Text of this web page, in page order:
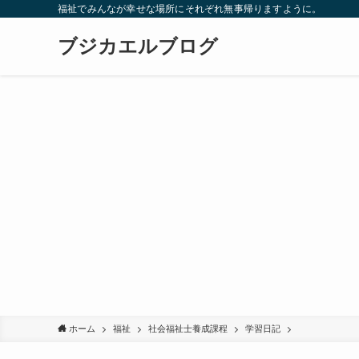
福祉でみんなが幸せな場所にそれぞれ無事帰りますように。
ブジカエルブログ
ホーム 福祉 社会福祉士養成課程 学習日記